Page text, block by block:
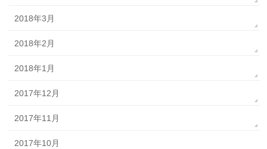
2018年3月
2018年2月
2018年1月
2017年12月
2017年11月
2017年10月